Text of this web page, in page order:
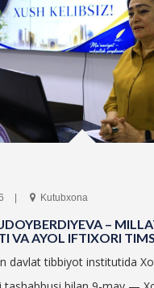
Kutubxona
–
VA AYOL IFTIXORI
davlat tibbiyot institutida